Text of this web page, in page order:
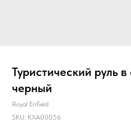
Туристический руль
черный
Royal Enfield
SKU: KXA00056